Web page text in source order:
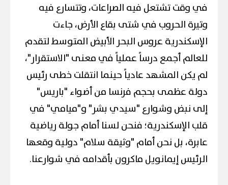
في وقت تشتعل فيه الصراعات، وتتسارع فيه
وتيرة الحروب في شتى بقاع الأرض، جاءت
الإسكندرية عروس البحر الأبيض المتوسط لتقدم
للعالم أجمع درساً عملياً في معنى "الاستقرار"،
لم يكن المشهد عادياً حينما انتقلت خطى رئيس
دولة عظمى بحجم فرنسا من أضواء "باريس"
إلى نبض وشوارع "سيدي بشر" و"ميامي" في
قلب الإسكندرية؛ فنحن لسنا أمام جولة رياضية
عابرة، بل نحن أمام "وثيقة سلام" دولية وقعها
الرئيس إيمانويل ماكرون بأقدامه في شوارعنا.